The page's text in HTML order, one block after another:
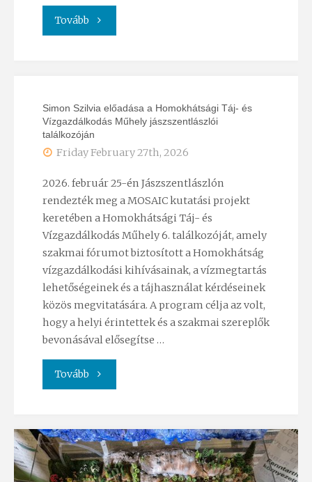
Tovább "NaBa-
pager
kiadvány"
Simon Szilvia előadása a Homokhátsági Táj- és
Vízgazdálkodás Műhely jászszentlászlói
találkozóján
Friday February 27th, 2026
2026. február 25-én Jászszentlászlón
rendezték meg a MOSAIC kutatási projekt
keretében a Homokhátsági Táj- és
Vízgazdálkodás Műhely 6. találkozóját, amely
szakmai fórumot biztosított a Homokhátság
vízgazdálkodási kihívásainak, a vízmegtartás
lehetőségeinek és a tájhasználat kérdéseinek
közös megvitatására. A program célja az volt,
hogy a helyi érintettek és a szakmai szereplők
bevonásával elősegítse …
Tovább "Simon
előadása
a